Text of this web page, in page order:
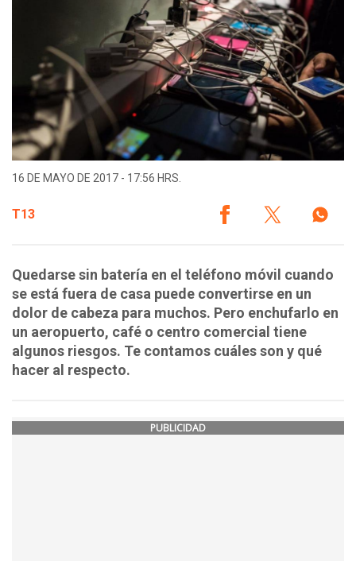
16 DE MAYO DE 2017 - 17:56 HRS.
T13
Quedarse sin batería en el teléfono móvil cuando
se está fuera de casa puede convertirse en un
dolor de cabeza para muchos. Pero enchufarlo en
un aeropuerto, café o centro comercial tiene
algunos riesgos. Te contamos cuáles son y qué
hacer al respecto.
PUBLICIDAD